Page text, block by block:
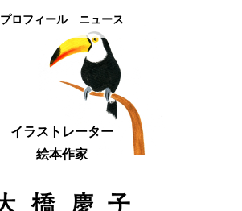
イラストレーター
絵本作家
プロフィール ニュース